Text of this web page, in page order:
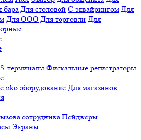
бара Для столовой С эквайрингом Для
Для ООО Для торговли Для
терминалы Фискальные регистраторы
iiko оборудование Для магазинов
сотрудника Пейджеры
Экраны